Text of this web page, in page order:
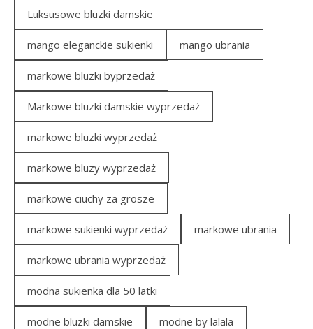
Luksusowe bluzki damskie
mango eleganckie sukienki mango ubrania
markowe bluzki byprzedaż
Markowe bluzki damskie wyprzedaż
markowe bluzki wyprzedaż
markowe bluzy wyprzedaż
markowe ciuchy za grosze
markowe sukienki wyprzedaż markowe ubrania
markowe ubrania wyprzedaż
modna sukienka dla 50 latki
modne bluzki damskie modne by lalala